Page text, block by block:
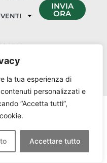
la tua esperienza di
personalizzati e
“Accetta tutti”,
Accettare tutto
INVIA
ORA